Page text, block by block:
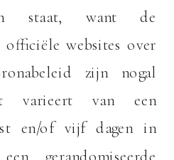
staat, want de
officiële websites over
zijn nogal
varieert van een
en/of vijf dagen in